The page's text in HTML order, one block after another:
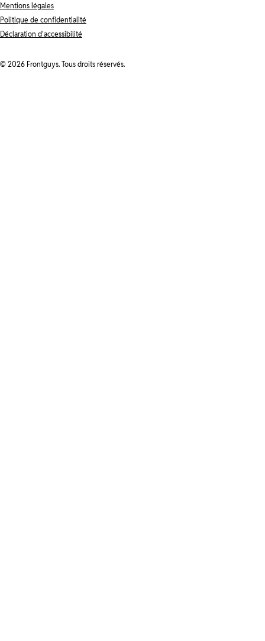
Mentions légales
Politique de confidentialité
Déclaration d'accessibilité
© 2026 Frontguys. Tous droits réservés.